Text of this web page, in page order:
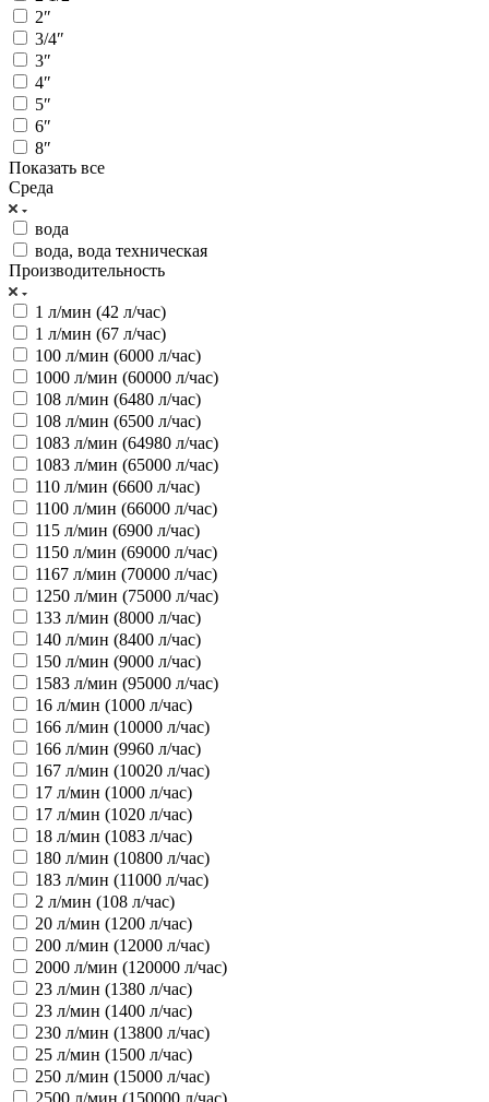
2″
3/4″
3″
4″
5″
6″
8″
Показать все
Среда
вода
вода, вода техническая
Производительность
1 л/мин (42 л/час)
1 л/мин (67 л/час)
100 л/мин (6000 л/час)
1000 л/мин (60000 л/час)
108 л/мин (6480 л/час)
108 л/мин (6500 л/час)
1083 л/мин (64980 л/час)
1083 л/мин (65000 л/час)
110 л/мин (6600 л/час)
1100 л/мин (66000 л/час)
115 л/мин (6900 л/час)
1150 л/мин (69000 л/час)
1167 л/мин (70000 л/час)
1250 л/мин (75000 л/час)
133 л/мин (8000 л/час)
140 л/мин (8400 л/час)
150 л/мин (9000 л/час)
1583 л/мин (95000 л/час)
16 л/мин (1000 л/час)
166 л/мин (10000 л/час)
166 л/мин (9960 л/час)
167 л/мин (10020 л/час)
17 л/мин (1000 л/час)
17 л/мин (1020 л/час)
18 л/мин (1083 л/час)
180 л/мин (10800 л/час)
183 л/мин (11000 л/час)
2 л/мин (108 л/час)
20 л/мин (1200 л/час)
200 л/мин (12000 л/час)
2000 л/мин (120000 л/час)
23 л/мин (1380 л/час)
23 л/мин (1400 л/час)
230 л/мин (13800 л/час)
25 л/мин (1500 л/час)
250 л/мин (15000 л/час)
2500 л/мин (150000 л/час)